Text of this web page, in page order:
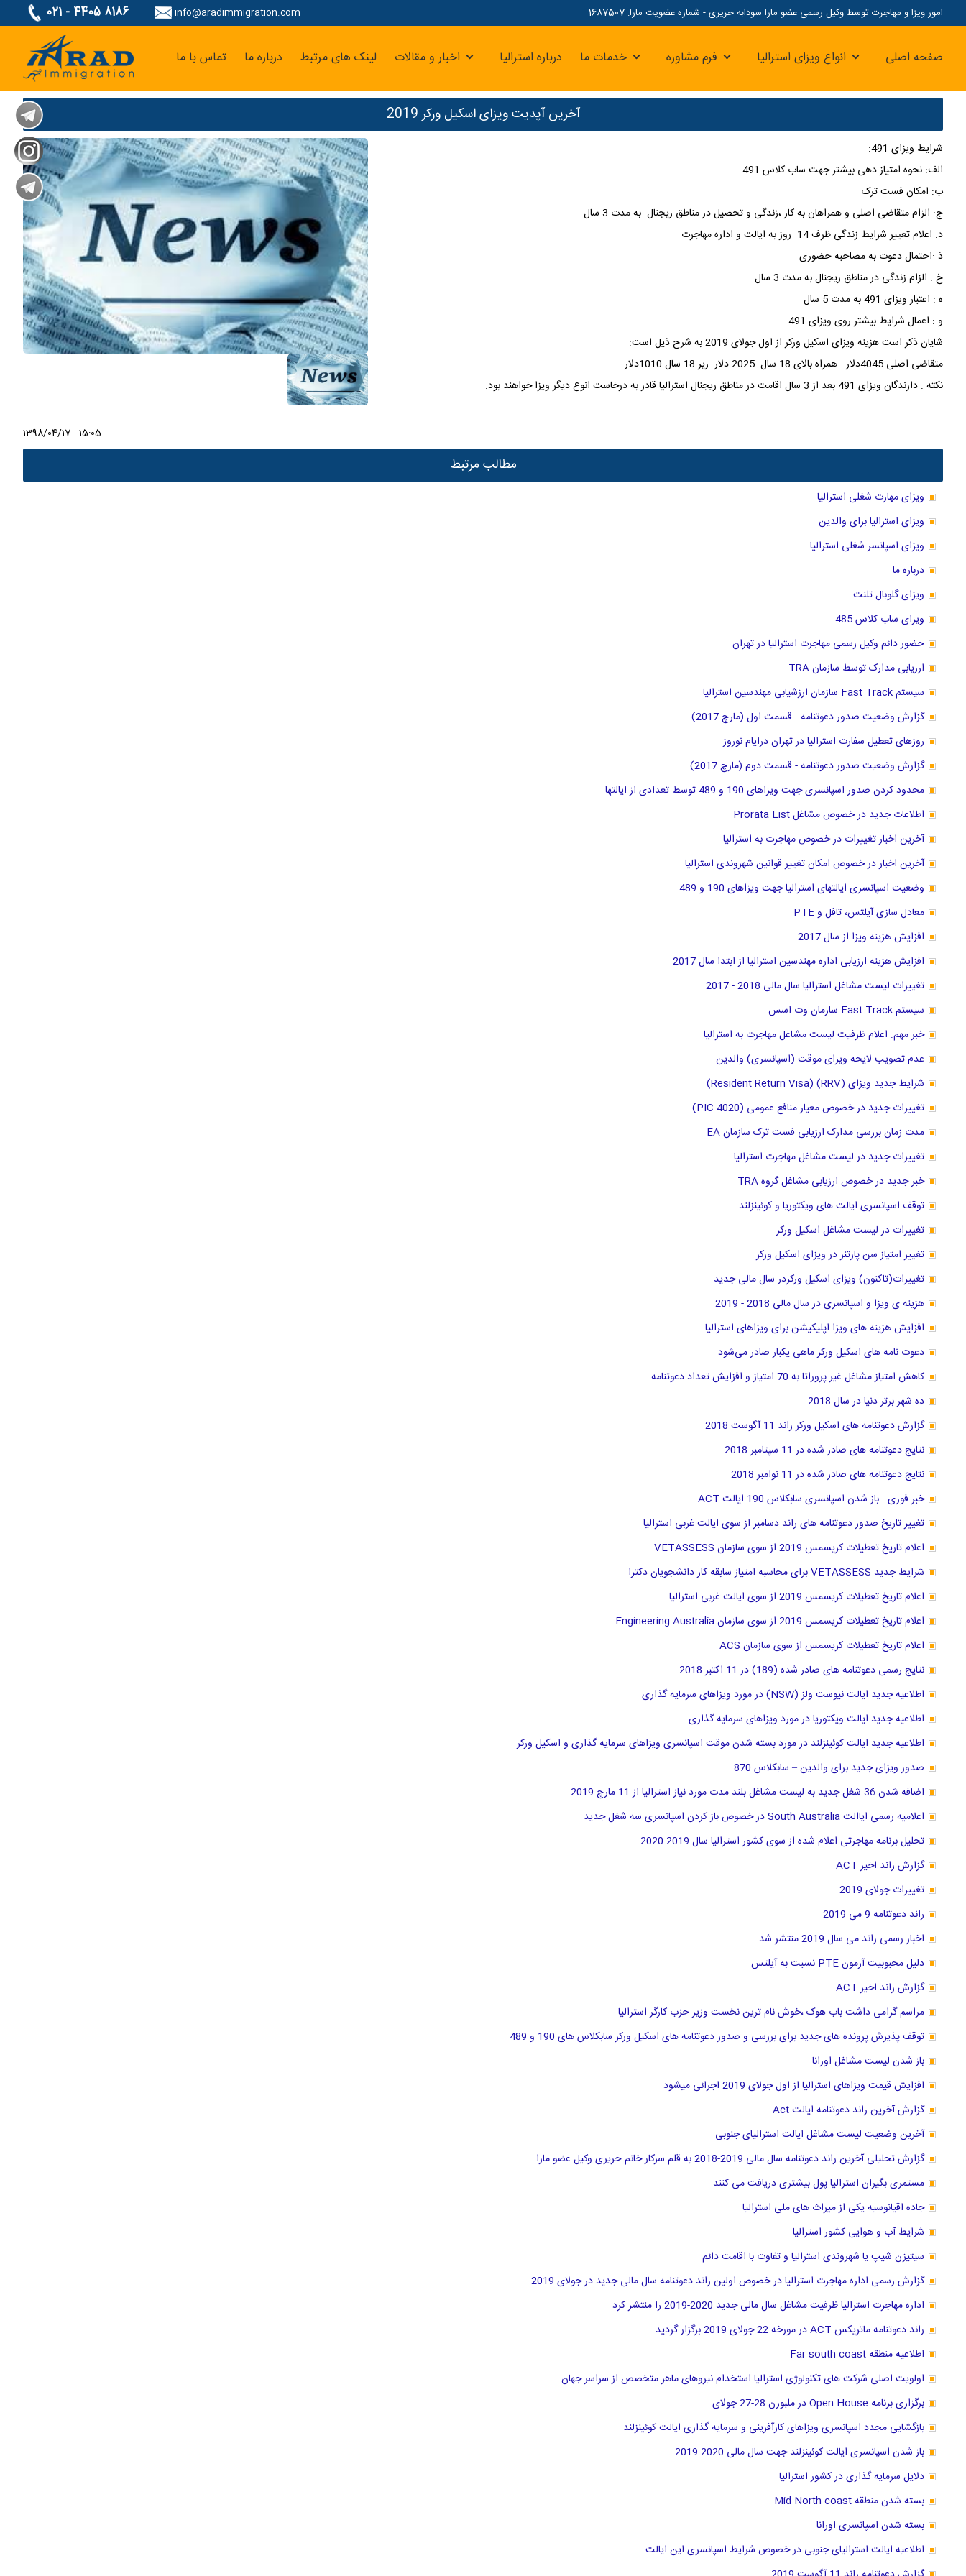
امور ویزا و مهاجرت توسط وکیل رسمی عضو مارا سودابه حریری - شماره عضویت مارا: 1687507 021 - 4405 8186 info@aradimmigration.com
صفحه اصلی انواع ویزای استرالیا فرم مشاوره خدمات ما درباره استرالیا اخبار و مقالات لینک های مرتبط درباره ما تماس با ما
آخرین آپدیت ویزای اسکیل ورکر 2019
شرایط ویزای 491
:
الف: نحوه امتیاز دهی بیشتر جهت ساب کلاس 491
ب: امکان فست ترک
ج: الزام متقاضی اصلی و همراهان به کار ،زندگی و تحصیل در مناطق ریجنال به مدت 3 سال
د: اعلام تعییر شرایط زندگی ظرف 14 روز به ایالت و اداره مهاجرت
ذ :احتمال دعوت به مصاحبه حضوری
خ : الزام زندگی در مناطق ریجنال به مدت 3 سال
ه : اعتبار ویزای 491 به مدت 5 سال
و : اعمال شرایط بیشتر روی ویزای 491
شایان ذکر است هزینه ویزای اسکیل ورکر از اول جولای 2019 به شرح ذیل است:
متقاضی اصلی 4045دلار - همراه بالای 18 سال 2025 دلار- زیر 18 سال 1010دلار
نکته : دارندگان ویزای 491 بعد از 3 سال اقامت در مناطق ریجنال استرالیا قادر به درخاست انوع دیگر ویزا خواهند بود.
1398/04/17 - 15:05
مطالب مرتبط
ویزای مهارت شغلی استرالیا
ویزای استرالیا برای والدین
ویزای اسپانسر شغلی استرالیا
درباره ما
ویزای گلوبال تلنت
ویزای ساب کلاس 485
حضور دائم وکیل رسمی مهاجرت استرالیا در تهران
ارزیابی مدارک توسط سازمان TRA
سیستم Fast Track سازمان ارزشیابی مهندسین استرالیا
گزارش وضعیت صدور دعوتنامه - قسمت اول (مارچ 2017)
روزهای تعطیل سفارت استرالیا در تهران درایام نوروز
گزارش وضعیت صدور دعوتنامه - قسمت دوم (مارچ 2017)
محدود کردن صدور اسپانسری جهت ویزاهای 190 و 489 توسط تعدادی از ایالتها
اطلاعات جدید در خصوص مشاغل Prorata List
آخرین اخبار تغییرات در خصوص مهاجرت به استرالیا
آخرین اخبار در خصوص امکان تغییر قوانین شهروندی استرالیا
وضعیت اسپانسری ایالتهای استرالیا جهت ویزاهای 190 و 489
معادل سازی آیلتس، تافل و PTE
افزایش هزینه ویزا از سال 2017
افزایش هزینه ارزیابی اداره مهندسین استرالیا از ابتدا سال 2017
تغییرات لیست مشاغل استرالیا سال مالی 2018 - 2017
سیستم Fast Track سازمان وت اسس
خبر مهم: اعلام ظرفیت لیست مشاغل مهاجرت به استرالیا
عدم تصویب لایحه ویزای موقت (اسپانسری) والدین
شرایط جدید ویزای (RRV) (Resident Return Visa)
تغییرات جدید در خصوص معیار منافع عمومی (PIC 4020)
مدت زمان بررسی مدارک ارزیابی فست ترک سازمان EA
تغییرات جدید در لیست مشاغل مهاجرت استرالیا
خبر جدید در خصوص ارزیابی مشاغل گروه TRA
توقف اسپانسری ایالت های ویکتوریا و کوئینزلند
تغییرات در لیست مشاغل اسکیل ورکر
تغییر امتیاز سن پارتنر در ویزای اسکیل ورکر
تغییرات(تاکنون) ویزای اسکیل ورکردر سال مالی جدید
هزینه ی ویزا و اسپانسری در سال مالی 2018 - 2019
افزایش هزینه های ویزا اپلیکیشن برای ویزاهای استرالیا
دعوت نامه های اسکیل ورکر ماهی یکبار صادر می‌شود
کاهش امتیاز مشاغل غیر پروراتا به 70 امتیاز و افزایش تعداد دعوتنامه
ده شهر برتر دنیا در سال 2018
گزارش دعوتنامه های اسکیل ورکر راند 11 آگوست 2018
نتایج دعوتنامه های صادر شده در 11 سپتامبر 2018
نتایج دعوتنامه های صادر شده در 11 نوامبر 2018
خبر فوری - باز شدن اسپانسری سابکلاس 190 ایالت ACT
تغییر تاریخ صدور دعوتنامه های راند دسامبر از سوی ایالت غربی استرالیا
اعلام تاریخ تعطیلات کریسمس 2019 از سوی سازمان VETASSESS
شرایط جدید VETASSESS برای محاسبه امتیاز سابقه کار دانشجویان دکترا
اعلام تاریخ تعطیلات کریسمس 2019 از سوی ایالت غربی استرالیا
اعلام تاریخ تعطیلات کریسمس 2019 از سوی سازمان Engineering Australia
اعلام تاریخ تعطیلات کریسمس از سوی سازمان ACS
نتایج رسمی دعوتنامه های صادر شده (189) در 11 اکتبر 2018
اطلاعیه جدید ایالت نیوست ولز (NSW) در مورد ویزاهای سرمایه گذاری
اطلاعیه جدید ایالت ویکتوریا در مورد ویزاهای سرمایه گذاری
اطلاعیه جدید ایالت کوئینزلند در مورد بسته شدن موقت اسپانسری ویزاهای سرمایه گذاری و اسکیل ورکر
صدور ویزای جدید برای والدین – سابکلاس 870
اضافه شدن 36 شغل جدید به لیست مشاغل بلند مدت مورد نیاز استرالیا از 11 مارچ 2019
اعلامیه رسمی ایاالت South Australia در خصوص باز کردن اسپانسری سه شغل جدید
تحلیل برنامه مهاجرتی اعلام شده از سوی کشور استرالیا سال 2019-2020
گزارش راند اخیر ACT
تغییرات جولای 2019
راند دعوتنامه 9 می 2019
اخبار رسمی راند می سال 2019 منتشر شد
دلیل محبوبیت آزمون PTE نسبت به آیلتس
گزارش راند اخیر ACT
مراسم گرامی داشت باب هوک ،خوش نام ترین نخست وزیر حزب کارگر استرالیا
توقف پذیرش پرونده های جدید برای بررسی و صدور دعوتنامه های اسکیل ورکر سابکلاس های 190 و 489
باز شدن لیست مشاغل اورانا
افزایش قیمت ویزاهای استرالیا از اول جولای 2019 اجرائی میشود
گزارش آخرین راند دعوتنامه ایالت Act
آخرین وضعیت لیست مشاغل ایالت استرالیای جنوبی
گزارش تحلیلی آخرین راند دعوتنامه سال مالی 2019-2018 به قلم سرکار خانم حریری وکیل عضو مارا
مستمری بگیران استرالیا پول بیشتری دریافت می کنند
جاده اقیانوسیه یکی از میراث های ملی استرالیا
شرایط آب و هوایی کشور استرالیا
سیتیزن شیپ یا شهروندی استرالیا و تفاوت با اقامت دائم
گزارش رسمی اداره مهاجرت استرالیا در خصوص اولین راند دعوتنامه سال مالی جدید در جولای 2019
اداره مهاجرت استرالیا ظرفیت مشاغل سال مالی جدید 2020-2019 را منتشر کرد
راند دعوتنامه ماتریکس ACT در مورخه 22 جولای 2019 برگزار گردید
اطلاعیه منطقه Far south coast
اولویت اصلی شرکت های تکنولوژی استرالیا استخدام نیروهای ماهر متخصص از سراسر جهان
برگزاری برنامه Open House در ملبورن 28-27 جولای
بازگشایی مجدد اسپانسری ویزاهای کارآفرینی و سرمایه گذاری ایالت کوئینزلند
باز شدن اسپانسری ایالت کوئینزلند جهت سال مالی 2020-2019
دلایل سرمایه گذاری در کشور استرالیا
بسته شدن منطقه Mid North coast
بسته شدن اسپانسری اورانا
اطلاعیه ایالت استرالیای جنوبی در خصوص شرایط اسپانسری این ایالت